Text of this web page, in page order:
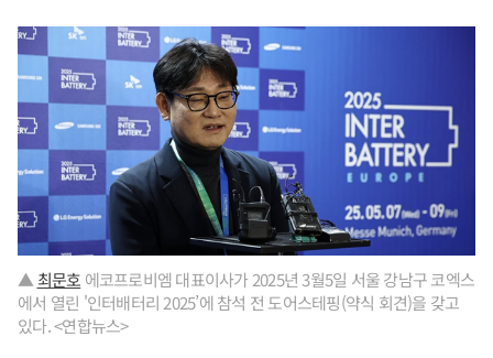
▲최문호 에코프로비엠 대표이사가 2025년 3월5일 서울 강남구 코엑스
에서 열린 '인터배터리 2025’에 참석 전 도어스테핑(약식 회견)을 갖고
있다. <연합뉴스>